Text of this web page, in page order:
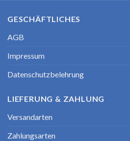
GESCHÄFTLICHES
AGB
Impressum
Datenschutzbelehrung
LIEFERUNG & ZAHLUNG
Versandarten
Zahlungsarten